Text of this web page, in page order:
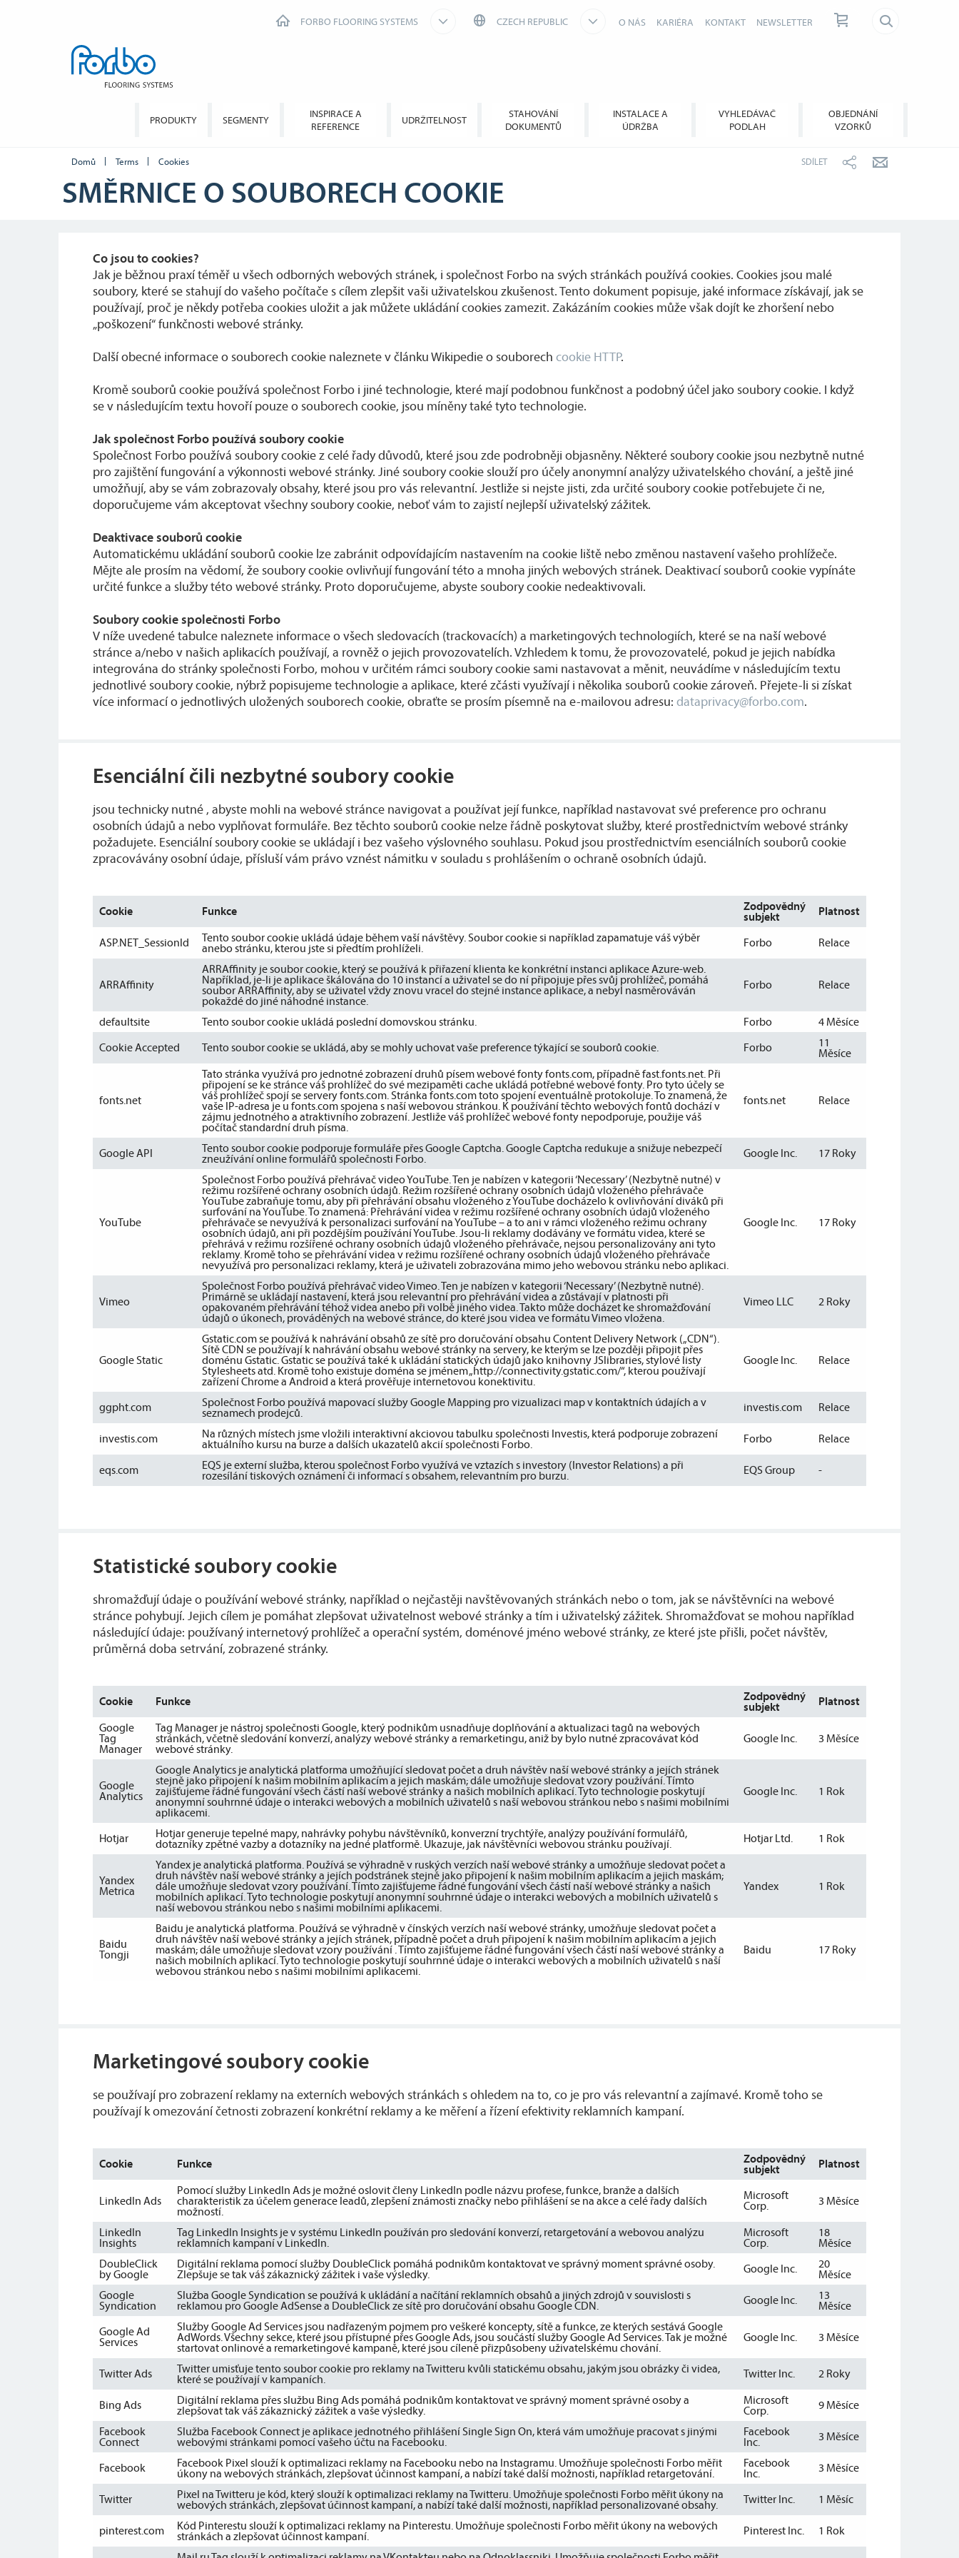
FORBO FLOORING SYSTEMS CZECH REPUBLIC O NÁS KARIÉRA KONTAKT NEWSLETTER
PRODUKTY SEGMENTY
INSPIRACE A
REFERENCE
UDRŽITELNOST
STAHOVÁNÍ
DOKUMENTŮ
INSTALACE A
ÚDRŽBA
VYHLEDÁVAČ
PODLAH
OBJEDNÁNÍ
VZORKŮ
Domů Terms Cookies SDÍLET
SMĚRNICE O SOUBORECH COOKIE
Co jsou to cookies?
Jak je běžnou praxí téměř u všech odborných webových stránek, i společnost Forbo na svých stránkách používá cookies. Cookies jsou malé
soubory, které se stahují do vašeho počítače s cílem zlepšit vaši uživatelskou zkušenost. Tento dokument popisuje, jaké informace získávají, jak se
používají, proč je někdy potřeba cookies uložit a jak můžete ukládání cookies zamezit. Zakázáním cookies může však dojít ke zhoršení nebo
„poškození“ funkčnosti webové stránky.
Další obecné informace o souborech cookie naleznete v článku Wikipedie o souborech cookie HTTP.
Kromě souborů cookie používá společnost Forbo i jiné technologie, které mají podobnou funkčnost a podobný účel jako soubory cookie. I když
se v následujícím textu hovoří pouze o souborech cookie, jsou míněny také tyto technologie.
Jak společnost Forbo používá soubory cookie
Společnost Forbo používá soubory cookie z celé řady důvodů, které jsou zde podrobněji objasněny. Některé soubory cookie jsou nezbytně nutné
pro zajištění fungování a výkonnosti webové stránky. Jiné soubory cookie slouží pro účely anonymní analýzy uživatelského chování, a ještě jiné
umožňují, aby se vám zobrazovaly obsahy, které jsou pro vás relevantní. Jestliže si nejste jisti, zda určité soubory cookie potřebujete či ne,
doporučujeme vám akceptovat všechny soubory cookie, neboť vám to zajistí nejlepší uživatelský zážitek.
Deaktivace souborů cookie
Automatickému ukládání souborů cookie lze zabránit odpovídajícím nastavením na cookie liště nebo změnou nastavení vašeho prohlížeče.
Mějte ale prosím na vědomí, že soubory cookie ovlivňují fungování této a mnoha jiných webových stránek. Deaktivací souborů cookie vypínáte
určité funkce a služby této webové stránky. Proto doporučujeme, abyste soubory cookie nedeaktivovali.
Soubory cookie společnosti Forbo
V níže uvedené tabulce naleznete informace o všech sledovacích (trackovacích) a marketingových technologiích, které se na naší webové
stránce a/nebo v našich aplikacích používají, a rovněž o jejich provozovatelích. Vzhledem k tomu, že provozovatelé, pokud je jejich nabídka
integrována do stránky společnosti Forbo, mohou v určitém rámci soubory cookie sami nastavovat a měnit, neuvádíme v následujícím textu
jednotlivé soubory cookie, nýbrž popisujeme technologie a aplikace, které zčásti využívají i několika souborů cookie zároveň. Přejete-li si získat
více informací o jednotlivých uložených souborech cookie, obraťte se prosím písemně na e-mailovou adresu: dataprivacy@forbo.com.
Esenciální čili nezbytné soubory cookie
jsou technicky nutné , abyste mohli na webové stránce navigovat a používat její funkce, například nastavovat své preference pro ochranu
osobních údajů a nebo vyplňovat formuláře. Bez těchto souborů cookie nelze řádně poskytovat služby, které prostřednictvím webové stránky
požadujete. Esenciální soubory cookie se ukládají i bez vašeho výslovného souhlasu. Pokud jsou prostřednictvím esenciálních souborů cookie
zpracovávány osobní údaje, přísluší vám právo vznést námitku v souladu s prohlášením o ochraně osobních údajů.
Cookie Funkce Zodpovědný
subjekt Platnost
ASP.NET_SessionId Tento soubor cookie ukládá údaje během vaší návštěvy. Soubor cookie si například zapamatuje váš výběr
anebo stránku, kterou jste si předtím prohlíželi. Forbo Relace
ARRAffinity
ARRAffinity je soubor cookie, který se používá k přiřazení klienta ke konkrétní instanci aplikace Azure-web.
Například, je-li je aplikace škálována do 10 instancí a uživatel se do ní připojuje přes svůj prohlížeč, pomáhá
soubor ARRAffinity, aby se uživatel vždy znovu vracel do stejné instance aplikace, a nebyl nasměrováván
pokaždé do jiné náhodné instance.
Forbo Relace
defaultsite Tento soubor cookie ukládá poslední domovskou stránku. Forbo
4 Měsíce
Cookie Accepted
Tento soubor cookie se ukládá, aby se mohly uchovat vaše preference týkající se souborů cookie. Forbo 11
Měsíce
fonts.net
Tato stránka využívá pro jednotné zobrazení druhů písem webové fonty fonts.com, případně fast.fonts.net. Při
připojení se ke stránce váš prohlížeč do své mezipaměti cache ukládá potřebné webové fonty. Pro tyto účely se
váš prohlížeč spojí se servery fonts.com. Stránka fonts.com toto spojení eventuálně protokoluje. To znamená, že
vaše IP-adresa je u fonts.com spojena s naší webovou stránkou. K používání těchto webových fontů dochází v
zájmu jednotného a atraktivního zobrazení. Jestliže váš prohlížeč webové fonty nepodporuje, použije váš
počítač standardní druh písma.
fonts.net Relace
Google API Tento soubor cookie podporuje formuláře přes Google Captcha. Google Captcha redukuje a snižuje nebezpečí
zneužívání online formulářů společnosti Forbo. Google Inc. 17 Roky
YouTube
Společnost Forbo používá přehrávač video YouTube. Ten je nabízen v kategorii ‘Necessary’ (Nezbytně nutné) v
režimu rozšířené ochrany osobních údajů. Režim rozšířené ochrany osobních údajů vloženého přehrávače
YouTube zabraňuje tomu, aby při přehrávání obsahu vloženého z YouTube docházelo k ovlivňování diváků při
surfování na YouTube. To znamená: Přehrávání videa v režimu rozšířené ochrany osobních údajů vloženého
přehrávače se nevyužívá k personalizaci surfování na YouTube – a to ani v rámci vloženého režimu ochrany
osobních údajů, ani při pozdějším používání YouTube. Jsou-li reklamy dodávány ve formátu videa, které se
přehrává v režimu rozšířené ochrany osobních údajů vloženého přehrávače, nejsou personalizovány ani tyto
reklamy. Kromě toho se přehrávání videa v režimu rozšířené ochrany osobních údajů vloženého přehrávače
nevyužívá pro personalizaci reklamy, která je uživateli zobrazována mimo jeho webovou stránku nebo aplikaci.
Google Inc. 17 Roky
Vimeo
Společnost Forbo používá přehrávač video Vimeo. Ten je nabízen v kategorii ‘Necessary’ (Nezbytně nutné).
Primárně se ukládají nastavení, která jsou relevantní pro přehrávání videa a zůstávají v platnosti při
opakovaném přehrávání téhož videa anebo při volbě jiného videa. Takto může docházet ke shromažďování
údajů o úkonech, prováděných na webové stránce, do které jsou videa ve formátu Vimeo vložena.
Vimeo LLC 2 Roky
Google Static
Gstatic.com se používá k nahrávání obsahů ze sítě pro doručování obsahu Content Delivery Network („CDN“).
Sítě CDN se používají k nahrávání obsahu webové stránky na servery, ke kterým se lze později připojit přes
doménu Gstatic. Gstatic se používá také k ukládání statických údajů jako knihovny JSlibraries, stylové listy
Stylesheets atd. Kromě toho existuje doména se jménem „http://connectivity.gstatic.com/“, kterou používají
zařízení Chrome a Android a která prověřuje internetovou konektivitu.
Google Inc. Relace
ggpht.com Společnost Forbo používá mapovací služby Google Mapping pro vizualizaci map v kontaktních údajích a v
seznamech prodejců. investis.com Relace
investis.com Na různých místech jsme vložili interaktivní akciovou tabulku společnosti Investis, která podporuje zobrazení
aktuálního kursu na burze a dalších ukazatelů akcií společnosti Forbo. Forbo Relace
eqs.com EQS je externí služba, kterou společnost Forbo využívá ve vztazích s investory (Investor Relations) a při
rozesílání tiskových oznámení či informací s obsahem, relevantním pro burzu. EQS Group -
Statistické soubory cookie
shromažďují údaje o používání webové stránky, například o nejčastěji navštěvovaných stránkách nebo o tom, jak se návštěvníci na webové
stránce pohybují. Jejich cílem je pomáhat zlepšovat uživatelnost webové stránky a tím i uživatelský zážitek. Shromažďovat se mohou například
následující údaje: používaný internetový prohlížeč a operační systém, doménové jméno webové stránky, ze které jste přišli, počet návštěv,
průměrná doba setrvání, zobrazené stránky.
Cookie Funkce Zodpovědný
subjekt
Platnost
Google
Tag
Manager
Tag Manager je nástroj společnosti Google, který podnikům usnadňuje doplňování a aktualizaci tagů na webových
stránkách, včetně sledování konverzí, analýzy webové stránky a remarketingu, aniž by bylo nutné zpracovávat kód
webové stránky.
Google Inc. 3 Měsíce
Google
Analytics
Google Analytics je analytická platforma umožňující sledovat počet a druh návštěv naší webové stránky a jejích stránek
stejně jako připojení k našim mobilním aplikacím a jejich maskám; dále umožňuje sledovat vzory používání. Tímto
zajišťujeme řádné fungování všech částí naší webové stránky a našich mobilních aplikací. Tyto technologie poskytují
anonymní souhrnné údaje o interakci webových a mobilních uživatelů s naší webovou stránkou nebo s našimi mobilními
aplikacemi.
Google Inc. 1 Rok
Hotjar Hotjar generuje tepelné mapy, nahrávky pohybu návštěvníků, konverzní trychtýře, analýzy používání formulářů,
dotazníky zpětné vazby a dotazníky na jedné platformě. Ukazuje, jak návštěvníci webovou stránku používají. Hotjar Ltd. 1 Rok
Yandex
Metrica
Yandex je analytická platforma. Používá se výhradně v ruských verzích naší webové stránky a umožňuje sledovat počet a
druh návštěv naší webové stránky a jejích podstránek stejně jako připojení k našim mobilním aplikacím a jejich maskám;
dále umožňuje sledovat vzory používání. Tímto zajišťujeme řádné fungování všech částí naší webové stránky a našich
mobilních aplikací. Tyto technologie poskytují anonymní souhrnné údaje o interakci webových a mobilních uživatelů s
naší webovou stránkou nebo s našimi mobilními aplikacemi.
Yandex 1 Rok
Baidu
Tongji
Baidu je analytická platforma. Používá se výhradně v čínských verzích naší webové stránky, umožňuje sledovat počet a
druh návštěv naší webové stránky a jejích stránek, případně počet a druh připojení k našim mobilním aplikacím a jejich
maskám; dále umožňuje sledovat vzory používání . Tímto zajišťujeme řádné fungování všech částí naší webové stránky a
našich mobilních aplikací. Tyto technologie poskytují souhrnné údaje o interakci webových a mobilních uživatelů s naší
webovou stránkou nebo s našimi mobilními aplikacemi.
Baidu 17 Roky
Marketingové soubory cookie
se používají pro zobrazení reklamy na externích webových stránkách s ohledem na to, co je pro vás relevantní a zajímavé. Kromě toho se
používají k omezování četnosti zobrazení konkrétní reklamy a ke měření a řízení efektivity reklamních kampaní.
Cookie Funkce Zodpovědný
subjekt Platnost
LinkedIn Ads
Pomocí služby LinkedIn Ads je možné oslovit členy LinkedIn podle názvu profese, funkce, branže a dalších
charakteristik za účelem generace leadů, zlepšení známosti značky nebo přihlášení se na akce a celé řady dalších
možností.
Microsoft
Corp. 3 Měsíce
LinkedIn
Insights
Tag LinkedIn Insights je v systému LinkedIn používán pro sledování konverzí, retargetování a webovou analýzu
reklamních kampaní v LinkedIn.
Microsoft
Corp.
18
Měsíce
DoubleClick
by Google
Digitální reklama pomocí služby DoubleClick pomáhá podnikům kontaktovat ve správný moment správné osoby.
Zlepšuje se tak váš zákaznický zážitek i vaše výsledky. Google Inc. 20
Měsíce
Google
Syndication
Služba Google Syndication se používá k ukládání a načítání reklamních obsahů a jiných zdrojů v souvislosti s
reklamou pro Google AdSense a DoubleClick ze sítě pro doručování obsahu Google CDN. Google Inc. 13
Měsíce
Google Ad
Services
Služby Google Ad Services jsou nadřazeným pojmem pro veškeré koncepty, sítě a funkce, ze kterých sestává Google
AdWords. Všechny sekce, které jsou přístupné přes Google Ads, jsou součástí služby Google Ad Services. Tak je možné
startovat onlinové a remarketingové kampaně, které jsou cíleně přizpůsobeny uživatelskému chování.
Google Inc. 3 Měsíce
Twitter Ads Twitter umisťuje tento soubor cookie pro reklamy na Twitteru kvůli statickému obsahu, jakým jsou obrázky či videa,
které se používají v kampaních. Twitter Inc. 2 Roky
Bing Ads Digitální reklama přes službu Bing Ads pomáhá podnikům kontaktovat ve správný moment správné osoby a
zlepšovat tak váš zákaznický zážitek a vaše výsledky.
Microsoft
Corp.
9 Měsíce
Facebook
Connect
Služba Facebook Connect je aplikace jednotného přihlášení Single Sign On, která vám umožňuje pracovat s jinými
webovými stránkami pomocí vašeho účtu na Facebooku.
Facebook
Inc. 3 Měsíce
Facebook Facebook Pixel slouží k optimalizaci reklamy na Facebooku nebo na Instagramu. Umožňuje společnosti Forbo měřit
úkony na webových stránkách, zlepšovat účinnost kampaní, a nabízí také další možnosti, například retargetování.
Facebook
Inc. 3 Měsíce
Twitter Pixel na Twitteru je kód, který slouží k optimalizaci reklamy na Twitteru. Umožňuje společnosti Forbo měřit úkony na
webových stránkách, zlepšovat účinnost kampaní, a nabízí také další možnosti, například personalizované obsahy. Twitter Inc. 1 Měsíc
pinterest.com Kód Pinterestu slouží k optimalizaci reklamy na Pinterestu. Umožňuje společnosti Forbo měřit úkony na webových
stránkách a zlepšovat účinnost kampaní. Pinterest Inc. 1 Rok